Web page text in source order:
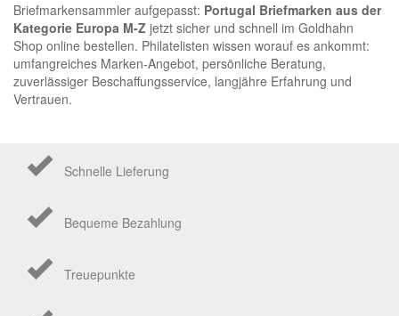
Briefmarkensammler aufgepasst: Portugal Briefmarken aus der
Kategorie Europa M-Z jetzt sicher und schnell im Goldhahn
Shop online bestellen. Philatelisten wissen worauf es ankommt:
umfangreiches Marken-Angebot, persönliche Beratung,
zuverlässiger Beschaffungsservice, langjähre Erfahrung und
Vertrauen.
Schnelle Lieferung
Bequeme Bezahlung
Treuepunkte